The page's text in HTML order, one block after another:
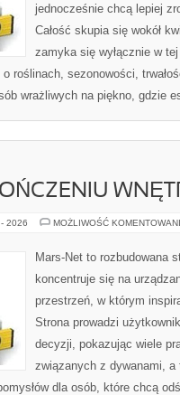
jednocześnie chcą lepiej
Całość skupia się wokół
zamyka się wyłącznie w
roślinach, sezonowości,
wrażliwych na piękno, gdzie
2026 MOŻLIWOŚĆ
Mars-Net to rozbudowana
koncentruje się na
przestrzeń, w którym
Strona prowadzi
decyzji, pokazując wiele
związanych z dywanami,
dla osób, które chcą